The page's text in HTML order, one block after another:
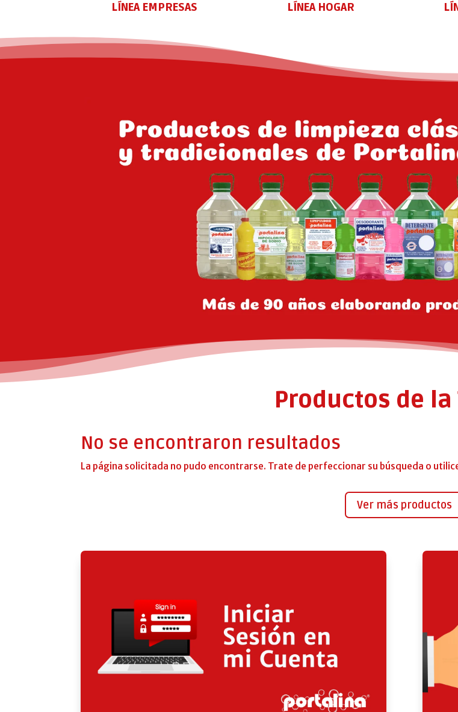
LÍNEA EMPRESAS LÍNEA HOGAR
Productos de la
No se encontraron resultados
La página solicitada no pudo encontrarse. Trate de perfeccionar su búsqueda o
Ver más productos